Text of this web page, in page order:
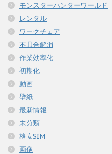
モンスターハンターワールド
レンタル
ワークチェア
不具合解消
作業効率化
初期化
動画
壁紙
最新情報
未分類
格安SIM
画像